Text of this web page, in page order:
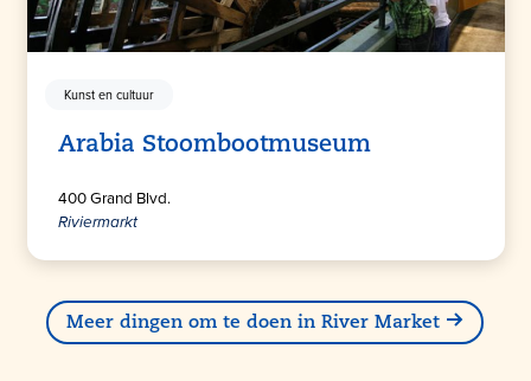
Kunst en cultuur
Arabia Stoombootmuseum
400 Grand Blvd.
Riviermarkt
Meer dingen om te doen in River Market